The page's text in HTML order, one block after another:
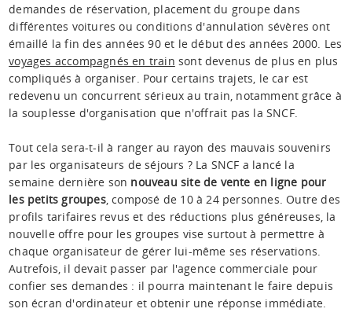
demandes de réservation, placement du groupe dans
différentes voitures ou conditions d'annulation sévères ont
émaillé la fin des années 90 et le début des années 2000. Les
voyages accompagnés en train sont devenus de plus en plus
compliqués à organiser. Pour certains trajets, le car est
redevenu un concurrent sérieux au train, notamment grâce à
la souplesse d'organisation que n'offrait pas la SNCF.
Tout cela sera-t-il à ranger au rayon des mauvais souvenirs
par les organisateurs de séjours ? La SNCF a lancé la
semaine dernière son nouveau site de vente en ligne pour
les petits groupes, composé de 10 à 24 personnes. Outre des
profils tarifaires revus et des réductions plus généreuses, la
nouvelle offre pour les groupes vise surtout à permettre à
chaque organisateur de gérer lui-même ses réservations.
Autrefois, il devait passer par l'agence commerciale pour
confier ses demandes : il pourra maintenant le faire depuis
son écran d'ordinateur et obtenir une réponse immédiate.